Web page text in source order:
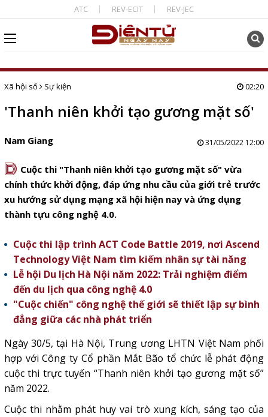
ATC REV-ECIT REV-JEC
Xã hội số Sự kiện 02:20
'Thanh niên khởi tạo gương mặt số'
Nam Giang 31/05/2022 12:00
D Cuộc thi "Thanh niên khởi tạo gương mặt số" vừa
chính thức khởi động, đáp ứng nhu cầu của giới trẻ trước
xu hướng sử dụng mạng xã hội hiện nay và ứng dụng
thành tựu công nghệ 4.0.
Cuộc thi lập trình ACT Code Battle 2019, nơi Ascend
Technology Việt Nam tìm kiếm nhân sự tài năng
Lễ hội Du lịch Hà Nội năm 2022: Trải nghiệm điểm
đến du lịch qua công nghệ 4.0
"Cuộc chiến" công nghệ thế giới sẽ thiết lập sự bình
đẳng giữa các nhà phát triển
Ngày 30/5, tại Hà Nội, Trung ương LHTN Việt Nam phối
hợp với Công ty Cổ phần Mắt Bão tổ chức lễ phát động
cuộc thi trực tuyến “Thanh niên khởi tạo gương mặt số”
năm 2022.
Cuộc thi nhằm phát huy vai trò xung kích, sáng tạo của